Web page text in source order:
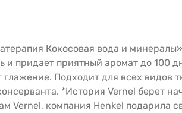
Кокосовая вода и
и придает приятный аромат до 100
Подходит для всех видов
*История Vernel берет
Vernel, компания Henkel подарила